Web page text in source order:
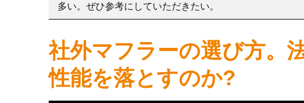
多い。ぜひ参考にしていただきたい。
社外マフラーの選び方。
性能を落とすのか?